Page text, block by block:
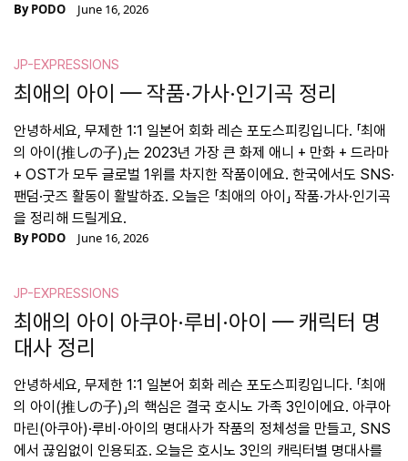
ByPODO June 16, 2026
JP-EXPRESSIONS
최애의 아이 — 작품·가사·인기곡 정리
안녕하세요, 무제한 1:1 일본어 회화 레슨 포도스피킹입니다. 「최애
의 아이(推しの子)」는 2023년 가장 큰 화제 애니 + 만화 + 드라마
+ OST가 모두 글로벌 1위를 차지한 작품이에요. 한국에서도 SNS·
팬덤·굿즈 활동이 활발하죠. 오늘은 「최애의 아이」 작품·가사·인기곡
을 정리해 드릴게요.
ByPODO June 16, 2026
JP-EXPRESSIONS
최애의 아이 아쿠아·루비·아이 — 캐릭터 명
대사 정리
안녕하세요, 무제한 1:1 일본어 회화 레슨 포도스피킹입니다. 「최애
의 아이(推しの子)」의 핵심은 결국 호시노 가족 3인이에요. 아쿠아
마린(아쿠아)·루비·아이의 명대사가 작품의 정체성을 만들고, SNS
에서 끊임없이 인용되죠. 오늘은 호시노 3인의 캐릭터별 명대사를